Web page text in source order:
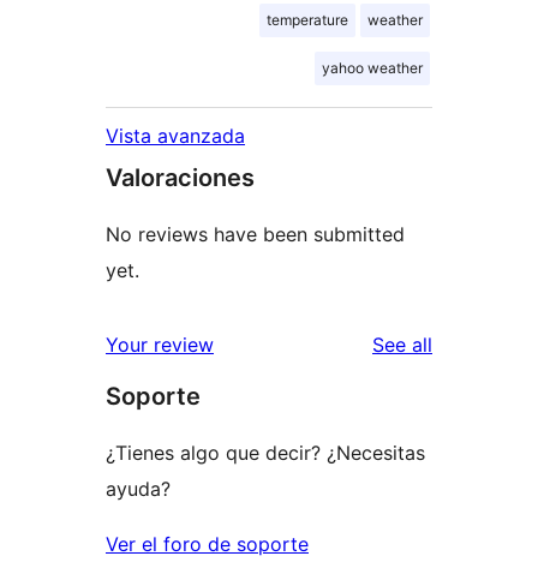
temperature weather
yahoo weather
Vista avanzada
Valoraciones
No reviews have been submitted
yet.
Your review See all
Soporte
¿Tienes algo que decir? ¿Necesitas
ayuda?
Ver el foro de soporte